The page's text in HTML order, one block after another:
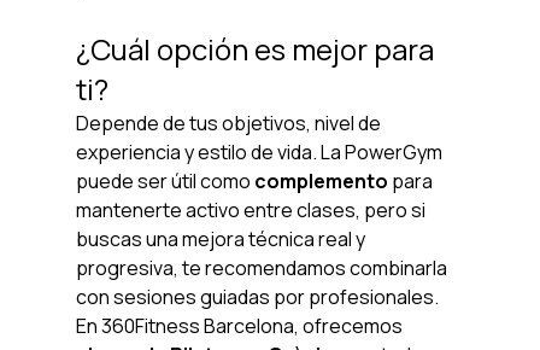
¿Cuál opción es mejor para
ti?
Depende de tus objetivos, nivel de
experiencia y estilo de vida. La PowerGym
puede ser útil como complemento para
mantenerte activo entre clases, pero si
buscas una mejora técnica real y
progresiva, te recomendamos combinarla
con sesiones guiadas por profesionales.
En 360Fitness Barcelona, ofrecemos